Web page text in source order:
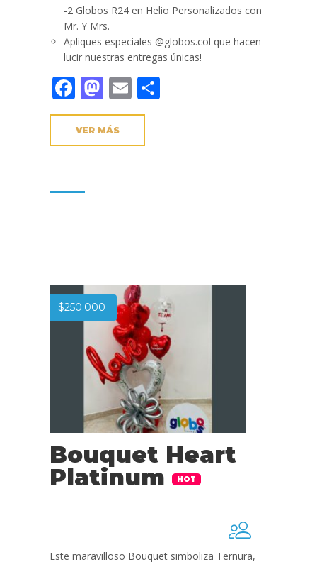
-2 Globos R24 en Helio Personalizados con
Mr. Y Mrs.
Apliques especiales @globos.col que hacen
lucir nuestras entregas únicas!
Facebook
Mastodon
Email
VER MÁS
$250.000
Bouquet Heart
Platinum
HOT
Este maravilloso Bouquet simboliza Ternura,